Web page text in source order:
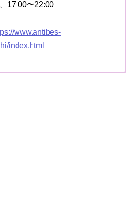
17:00〜22:00
www.antibes-
index.html